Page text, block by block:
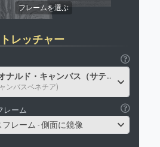
レッチャー
ナルド・キャンバス（サテン）
ンバスベネチア)
レーム
レーム - 側面に鏡像